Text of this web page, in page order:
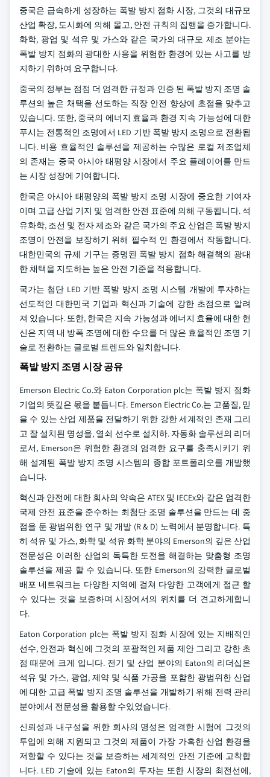
중국은 급속하게 성장하는 폭발 방지 점화 시장, 그것의 대규모
산업 확장, 도시화에 의해 몰고, 안전 규칙의 집행을 증가합니다.
화학, 광업 및 석유 및 가스와 같은 국가의 대규모 제조 분야는
폭발 방지 점화의 광대한 사용을 위험한 환경에 있는 사고를 방
지하기 위하여 요구합니다.
중국의 정부는 점점 더 엄격한 규정과 인증 된 폭발 방지 조명 솔
루션의 높은 채택을 선도하는 직장 안전 향상에 초점을 맞추고
있습니다. 또한, 중국의 에너지 효율과 환경 지속 가능성에 대한
푸시는 전통적인 조명에서 LED 기반 폭발 방지 조명으로 전환됩
니다. 비용 효율적인 솔루션을 제공하는 수많은 로컬 제조업체
의 존재는 중국 아시아 태평양 시장에서 주요 플레이어를 만드
는 시장 성장에 기여합니다.
한국은 아시아 태평양의 폭발 방지 조명 시장에 중요한 기여자
이며 고급 산업 기지 및 엄격한 안전 표준에 의해 구동됩니다. 석
유화학, 조선 및 전자 제조와 같은 국가의 주요 산업은 폭발 방지
조명이 안전을 보장하기 위해 필수적 인 환경에서 작동합니다.
대한민국의 규제 기구는 증명된 폭발 방지 점화 해결책의 광대
한 채택을 지도하는 높은 안전 기준을 적용합니다.
국가는 첨단 LED 기반 폭발 방지 조명 시스템 개발에 투자하는
선도적인 대한민국 기업과 혁신과 기술에 강한 초점으로 알려
져 있습니다. 또한, 한국은 지속 가능성과 에너지 효율에 대한 헌
신은 지역 내 방폭 조명에 대한 수요를 더 많은 효율적인 조명 기
술로 전환하는 글로벌 트렌드와 일치합니다.
폭발 방지 조명 시장 공유
Emerson Electric Co.와 Eaton Corporation plc는 폭발 방지 점화
기업의 뜻깊은 몫을 붙듭니다. Emerson Electric Co.는 고품질, 믿
을 수 있는 산업 제품을 전달하기 위한 강한 세계적인 존재 그리
고 잘 설치된 명성을, 열쇠 선수로 설치하. 자동화 솔루션의 리더
로서, Emerson은 위험한 환경의 엄격한 요구를 충족시키기 위
해 설계된 폭발 방지 조명 시스템의 종합 포트폴리오를 개발했
습니다.
혁신과 안전에 대한 회사의 약속은 ATEX 및 IECEx와 같은 엄격한
국제 안전 표준을 준수하는 최첨단 조명 솔루션을 만드는 데 중
점을 둔 광범위한 연구 및 개발 (R & D) 노력에서 분명합니다. 특
히 석유 및 가스, 화학 및 석유 화학 분야의 Emerson의 깊은 산업
전문성은 이러한 산업의 독특한 도전을 해결하는 맞춤형 조명
솔루션을 제공 할 수 있습니다. 또한 Emerson의 강력한 글로벌
배포 네트워크는 다양한 지역에 걸쳐 다양한 고객에게 접근 할
수 있다는 것을 보증하며 시장에서의 위치를 더 견고하게합니
다.
Eaton Corporation plc는 폭발 방지 점화 시장에 있는 지배적인
선수, 안전과 혁신에 그것의 포괄적인 제품 제안 그리고 강한 초
점 때문에 크게 입니다. 전기 및 산업 분야의 Eaton의 리더십은
석유 및 가스, 광업, 제약 및 식품 가공을 포함한 광범위한 산업
에 대한 고급 폭발 방지 조명 솔루션을 개발하기 위해 전력 관리
분야에서 전문성을 활용할 수있었습니다.
신뢰성과 내구성을 위한 회사의 명성은 엄격한 시험에 그것의
투입에 의해 지원되고 그것의 제품이 가장 가혹한 산업 환경을
저항할 수 있다는 것을 보증하는 세계적인 안전 기준에 고착합
니다. LED 기술에 있는 Eaton의 투자는 또한 시장의 최전선에,